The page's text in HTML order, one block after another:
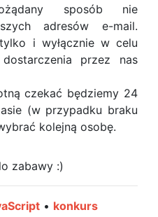
sposób nie
adresów e-mail.
i wyłącznie w celu
przez nas
czekać będziemy 24
(w przypadku braku
kolejną osobę.
zabawy :)
• konkurs